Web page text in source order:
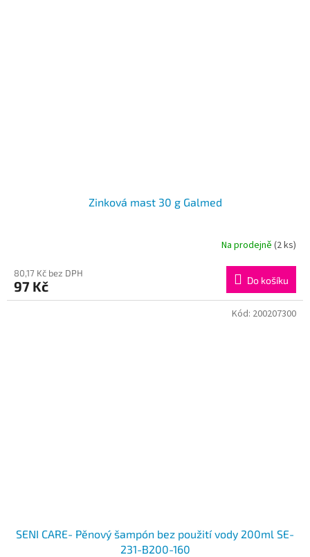
Zinková mast 30 g Galmed
produktu
je
3,4
Na prodejně(2 ks)
80,17 Kč bez DPH
97 Kč Do košíku
SENI CARE- Pěnový šampón bez použití vody 200ml SE-
231-B200-160
Kód: 200207300